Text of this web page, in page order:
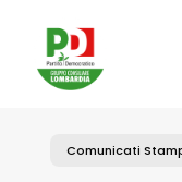
content
Comunicati